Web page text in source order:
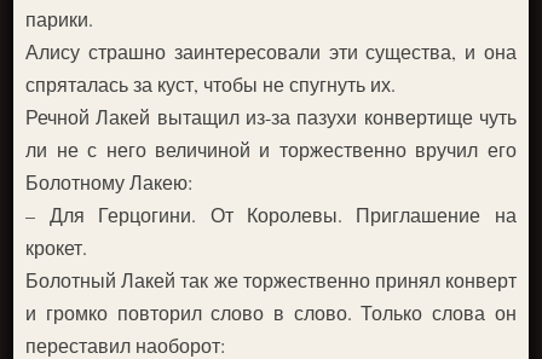
парики.
Алису страшно заинтересовали эти существа, и она
спряталась за куст, чтобы не спугнуть их.
Речной Лакей вытащил из-за пазухи конвертище чуть
ли не с него величиной и торжественно вручил его
Болотному Лакею:
– Для Герцогини. От Королевы. Приглашение на
крокет.
Болотный Лакей так же торжественно принял конверт
и громко повторил слово в слово. Только слова он
переставил наоборот: